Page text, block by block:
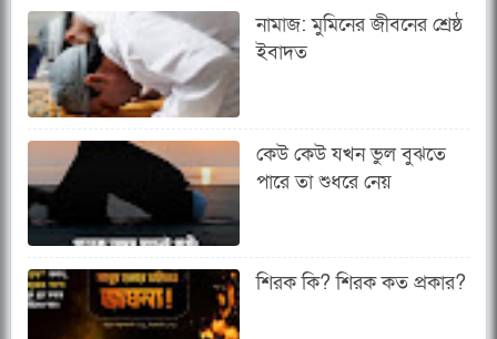
নামাজ: মুমিনের জীবনের শ্রেষ্ঠ
ইবাদত
কেউ কেউ যখন ভুল বুঝতে
পারে তা শুধরে নেয়
শিরক কি? শিরক কত প্রকার?